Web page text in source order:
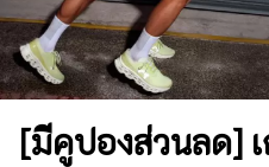
[มีคูปองส่วนลด]